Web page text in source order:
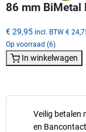
Veilig betalen
en
86 mm BiMetal
€ 29,95 incl. BTW €
Op voorraad (6)
In winkelwagen